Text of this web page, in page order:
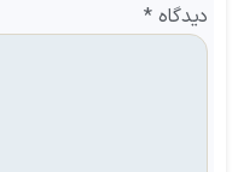
دیدگاه*